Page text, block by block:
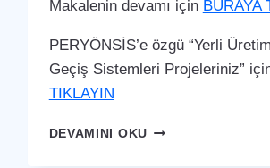
Makalenin devamı için BURAYA
PERYÖNSİS’e özgü “Yerli
Geçiş Sistemleri Projeleriniz”
TIKLAYIN
DEVAMINI OKUBURHANIYE